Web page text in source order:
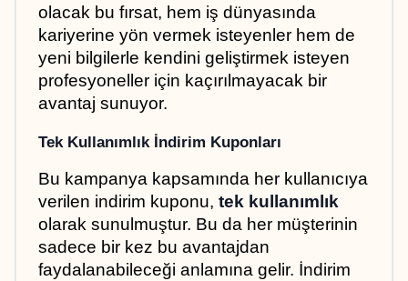
olacak bu fırsat, hem iş dünyasında
kariyerine yön vermek isteyenler hem de
yeni bilgilerle kendini geliştirmek isteyen
profesyoneller için kaçırılmayacak bir
avantaj sunuyor.
Tek Kullanımlık İndirim Kuponları
Bu kampanya kapsamında her kullanıcıya
verilen indirim kuponu, tek kullanımlık
olarak sunulmuştur. Bu da her müşterinin
sadece bir kez bu avantajdan
faydalanabileceği anlamına gelir. İndirim